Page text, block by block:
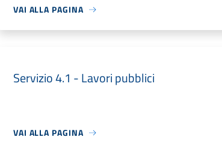
VAI ALLA PAGINA
Servizio 4.1 - Lavori pubblici
VAI ALLA PAGINA